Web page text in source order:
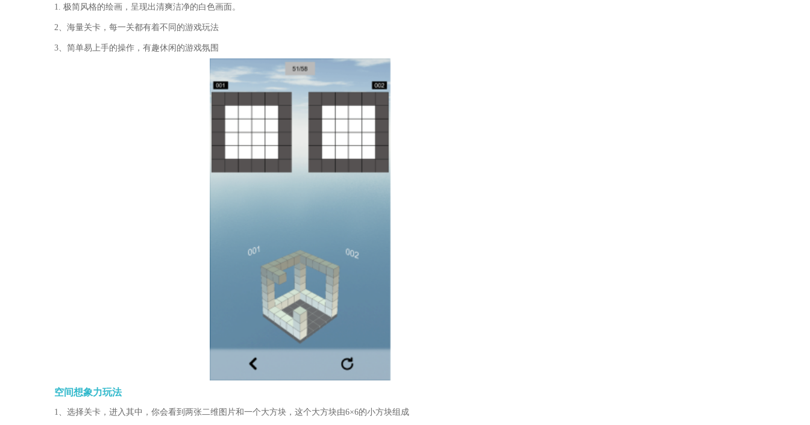
1. 极简风格的绘画，呈现出清爽洁净的白色画面。
2、海量关卡，每一关都有着不同的游戏玩法
3、简单易上手的操作，有趣休闲的游戏氛围
空间想象力玩法
1、选择关卡，进入其中，你会看到两张二维图片和一个大方块，这个大方块由6×6的小方块组成